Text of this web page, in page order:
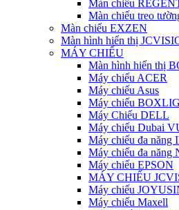
Màn chiếu
Màn chiếu treo
Màn chiếu EXZEN
Màn hình hiển thị
MÁY CHIẾU
Màn hình hiển thị
Máy chiếu ACER
Máy chiếu Asus
Máy chiếu
Máy Chiếu DELL
Máy chiếu Dubai
Máy chiếu đa năng
Máy chiếu đa năng
Máy chiếu EPSON
MÁY CHIẾU
Máy chiếu
Máy chiếu Maxell